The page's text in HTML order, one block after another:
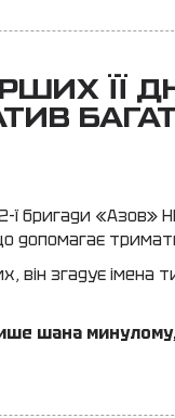
ЇЇ
ї бригади «Азов»
допомагає
згадує імена
шана